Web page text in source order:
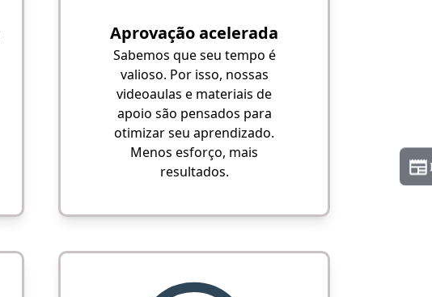
Aprovação acelerada
Sabemos que seu tempo é
valioso. Por isso, nossas
videoaulas e materiais de
apoio são pensados para
otimizar seu aprendizado.
Menos esforço, mais
resultados.